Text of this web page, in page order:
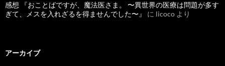
感想 『おことばですが、魔法医さま。 〜異世界の医療は問題が多す
ぎて、メスを入れざるを得ませんでした〜』
に licoco より
アーカイブ